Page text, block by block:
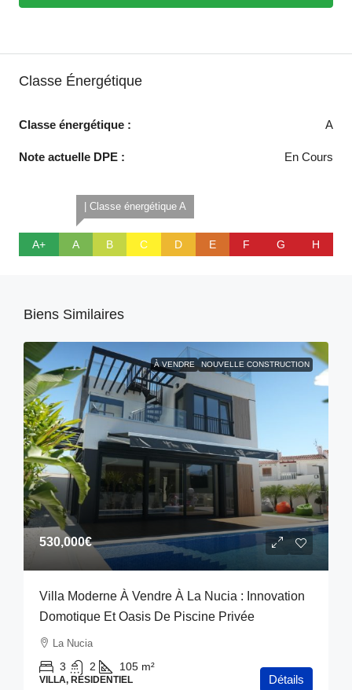
Classe Énergétique
Classe énergétique : A
Note actuelle DPE : En Cours
A+
| Classe énergétique A
A B C D E F G H
Biens Similaires
À VENDRE NOUVELLE CONSTRUCTION
530,000€
Villa Moderne À Vendre À La Nucia : Innovation
Domotique Et Oasis De Piscine Privée
La Nucia
3 2 105 m²
VILLA, RÉSIDENTIEL Détails